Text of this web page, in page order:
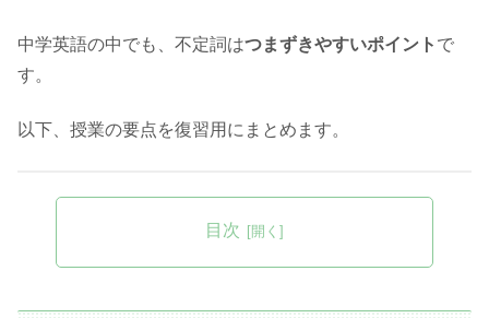
中学英語の中でも、不定詞はつまずきやすいポイント で
す。
以下、授業の要点を復習用にまとめます。
目次